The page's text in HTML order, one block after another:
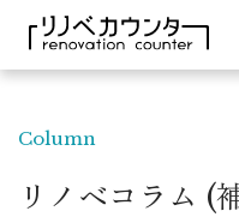
Column
リノベコラム (